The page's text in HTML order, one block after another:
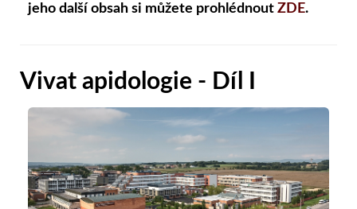
jeho další obsah si můžete prohlédnout ZDE.
Vivat apidologie - Díl I